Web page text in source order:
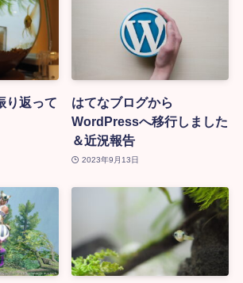
り返って
はてなブログから
WordPressへ移行しました
＆近況報告
2023年9月13日